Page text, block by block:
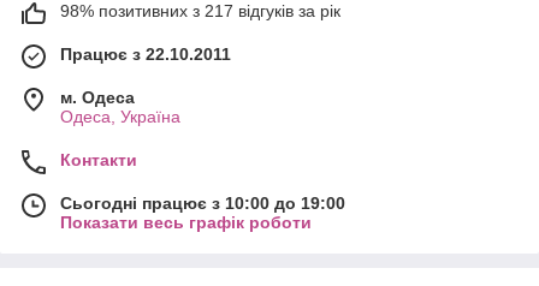
98% позитивних з 217 відгуків за рік
Працює з 22.10.2011
м. Одеса
Одеса, Україна
Контакти
Сьогодні працює з 10:00 до 19:00
Показати весь графік роботи